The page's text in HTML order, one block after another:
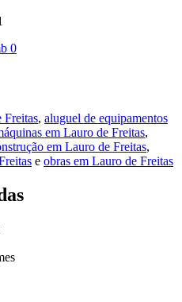
Freitas, aluguel de equipamentos
em Lauro de Freitas,
em Lauro de Freitas,
e obras em Lauro de Freitas